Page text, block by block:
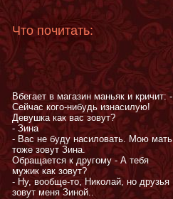
Что почитать:
Вбегает в магазин маньяк и кричит: -
Сейчас кого-нибудь изнасилую!
Девушка как вас зовут?
- Зина
- Вас не буду насиловать. Мою мать
тоже зовут Зина.
Обращается к другому - А тебя
мужик как зовут?
- Ну, вообще-то, Николай, но друзья
зовут меня Зиной..